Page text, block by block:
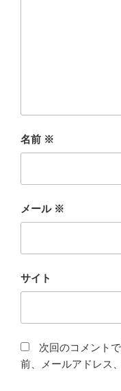
名前 ※
メール ※
サイト
次回のコメント
前、メールアドレス